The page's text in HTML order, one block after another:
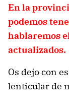
En la
podemos
hablaremos
actualizados.
Os dejo con
lenticular de